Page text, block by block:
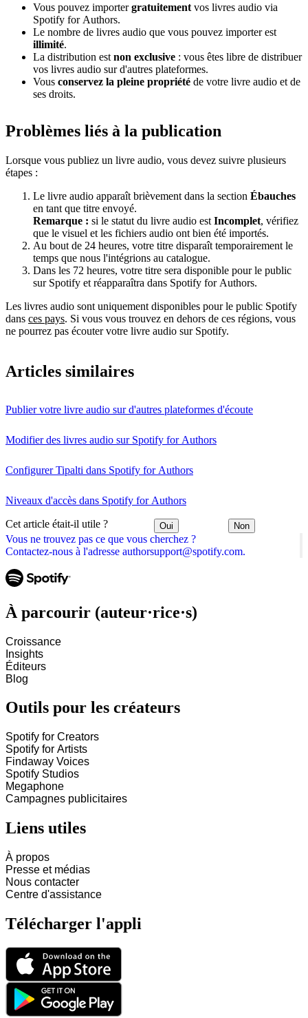
Vous ne trouvez pas ce que vous cherchez ?
Contactez-nous à l'adresse authorsupport@spotify.com.
Vous pouvez importergratuitement vos livres audio via
Spotify for Authors.
Le nombre de livres audio que vous pouvez importer est
illimité.
La distribution est non exclusive : vous êtes libre de distribuer
vos livres audio sur d'autres plateformes.
Vous conservez la pleine propriété de votre livre audio et de
ses droits.
Problèmes liés à la publication
Lorsque vous publiez un livre audio, vous devez suivre plusieurs
étapes :
Le livre audio apparaît brièvement dans la section Ébauches
en tant que titre envoyé.
Remarque : si le statut du livre audio est Incomplet, vérifiez
que le visuel et les fichiers audio ont bien été importés.
Au bout de 24 heures, votre titre disparaît temporairement le
temps que nous l'intégrions au catalogue.
Dans les 72 heures, votre titre sera disponible pour le public
sur Spotify et réapparaîtra dans Spotify for Authors.
Les livres audio sont uniquement disponibles pour le public Spotify
dans ces pays. Si vous vous trouvez en dehors de ces régions, vous
ne pourrez pas écouter votre livre audio sur Spotify.
Articles similaires
Publier votre livre audio sur d'autres plateformes d'écoute
Modifier des livres audio sur Spotify for Authors
Configurer Tipalti dans Spotify for Authors
Niveaux d'accès dans Spotify for Authors
Cet article était-il utile ? Oui Non
À parcourir (auteur·rice·s)
Croissance
Insights
Éditeurs
Blog
Outils pour les créateurs
Spotify for Creators
Spotify for Artists
Findaway Voices
Spotify Studios
Megaphone
Campagnes publicitaires
Liens utiles
À propos
Presse et médias
Nous contacter
Centre d'assistance
Télécharger l'appli